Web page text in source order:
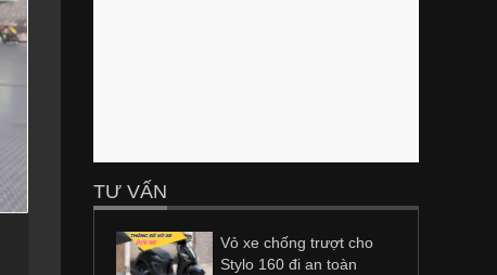
TƯ VẤN
Vỏ xe chống trượt cho
Stylo 160 đi an toàn